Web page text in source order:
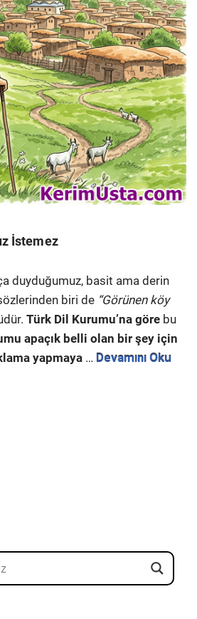
İstemez
duyduğumuz, basit ama derin
biri de “Görünen köy
Türk Dil Kurumu’na göre bu
apaçık belli olan bir şey için
yapmaya … Devamını Oku